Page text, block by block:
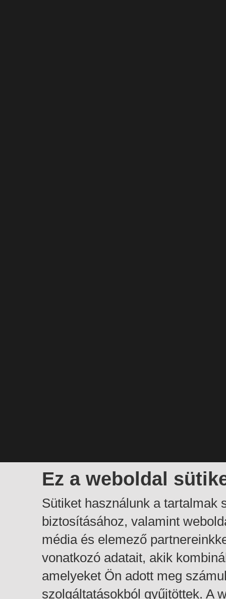
Ez a weboldal
Sütiket használunk a tartalmak
biztosításához, valamint
média és elemező
vonatkozó adatait, akik
amelyeket Ön adott meg
szolgáltatásokból gyűjtöttek. A